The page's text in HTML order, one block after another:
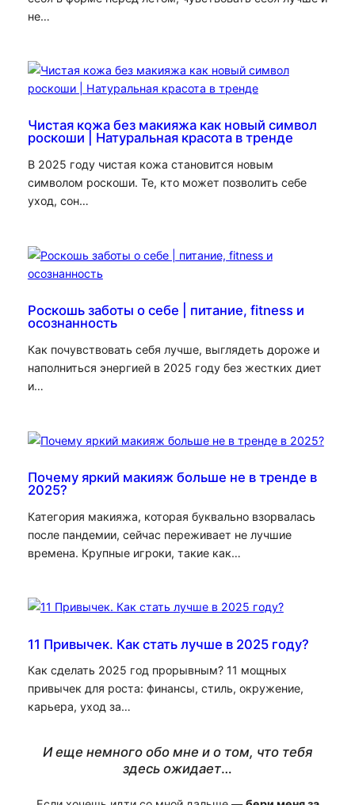
не…
Чистая кожа без макияжа как новый символ
роскоши | Натуральная красота в тренде
В 2025 году чистая кожа становится новым
символом роскоши. Те, кто может позволить себе
уход, сон…
Роскошь заботы о себе | питание, fitness и
осознанность
Как почувствовать себя лучше, выглядеть дороже и
наполниться энергией в 2025 году без жестких диет
и…
Почему яркий макияж больше не в тренде в
2025?
Категория макияжа, которая буквально взорвалась
после пандемии, сейчас переживает не лучшие
времена. Крупные игроки, такие как…
11 Привычек. Как стать лучше в 2025 году?
Как сделать 2025 год прорывным? 11 мощных
привычек для роста: финансы, стиль, окружение,
карьера, уход за…
И еще немного обо мне и о том, что тебя
здесь ожидает…